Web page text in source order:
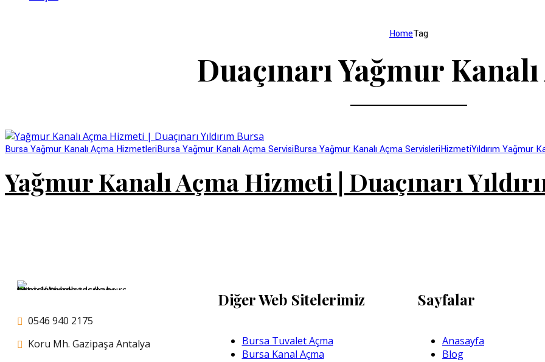
HomeTag
Duaçınarı Yağmur
Bursa Yağmur Kanalı Açma HizmetleriBursa Yağmur Kanalı Açma ServisiBursa Yağmur Kanalı Açma ServisleriHizmetiYıldırım Yağmur
Yağmur Kanalı Açma Hizmeti | Duaçınarı
0546 940 2175
Koru Mh. Gazipaşa Antalya
Diğer Web Sitelerimiz
Bursa Tuvalet Açma
Bursa Kanal Açma
Sayfalar
Anasayfa
Blog